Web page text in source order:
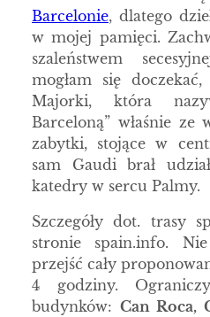
Barcelonie, dlatego
w mojej pamięci.
szaleństwem
mogłam się
Majorki, która
Barceloną” właśnie ze
zabytki, stojące w
sam Gaudi brał
katedry w sercu Palmy.
Szczegóły dot. trasy
stronie spain.info.
przejść cały
4 godziny.
budynków: Can Roca,